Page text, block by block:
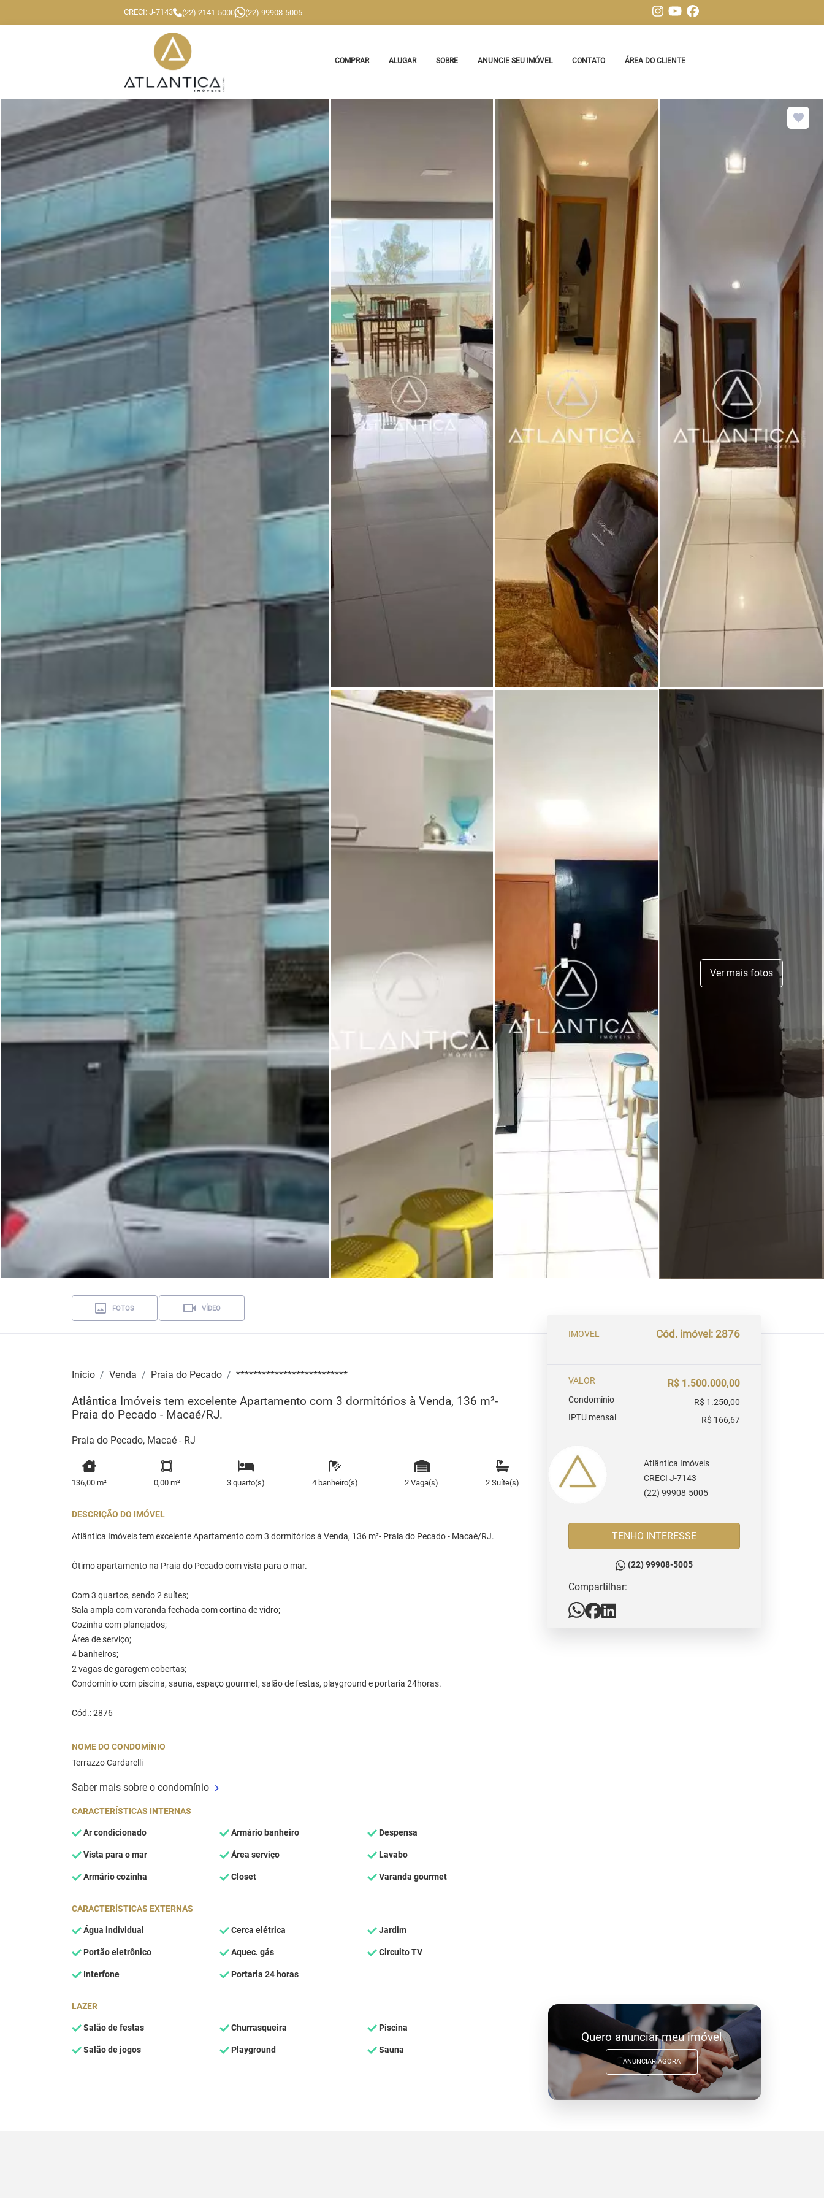
CRECI: J-7143 (22) 2141-5000 (22) 99908-5005
COMPRAR ALUGAR SOBRE ANUNCIE SEU IMÓVEL CONTATO ÁREA DO CLIENTE
Ver mais fotos
FOTOS VÍDEO
Início Venda Praia do Pecado **************************
Atlântica Imóveis tem excelente Apartamento com 3 dormitórios à Venda, 136 m²-
Praia do Pecado - Macaé/RJ.
Praia do Pecado, Macaé - RJ
136,00 m² 0,00 m² 3 quarto(s) 4 banheiro(s) 2 Vaga(s) 2 Suíte(s)
DESCRIÇÃO DO IMÓVEL
Atlântica Imóveis tem excelente Apartamento com 3 dormitórios à Venda, 136 m²- Praia do Pecado - Macaé/RJ.
Ótimo apartamento na Praia do Pecado com vista para o mar.
Com 3 quartos, sendo 2 suítes;
Sala ampla com varanda fechada com cortina de vidro;
Cozinha com planejados;
Área de serviço;
4 banheiros;
2 vagas de garagem cobertas;
Condomínio com piscina, sauna, espaço gourmet, salão de festas, playground e portaria 24horas.
Cód.: 2876
NOME DO CONDOMÍNIO
Terrazzo Cardarelli
Saber mais sobre o condomínio
CARACTERÍSTICAS INTERNAS
Ar condicionado Armário banheiro Despensa
Vista para o mar Área serviço Lavabo
Armário cozinha Closet Varanda gourmet
CARACTERÍSTICAS EXTERNAS
Água individual Cerca elétrica Jardim
Portão eletrônico Aquec. gás Circuito TV
Interfone Portaria 24 horas
LAZER
Salão de festas Churrasqueira Piscina
Salão de jogos Playground Sauna
IMOVEL Cód. imóvel: 2876
VALOR R$ 1.500.000,00
Condomínio
R$ 1.250,00
IPTU mensal
R$ 166,67
Atlântica Imóveis
CRECI J-7143
(22) 99908-5005
TENHO INTERESSE
(22) 99908-5005
Compartilhar:
Quero anunciar meu imóvel
ANUNCIAR AGORA